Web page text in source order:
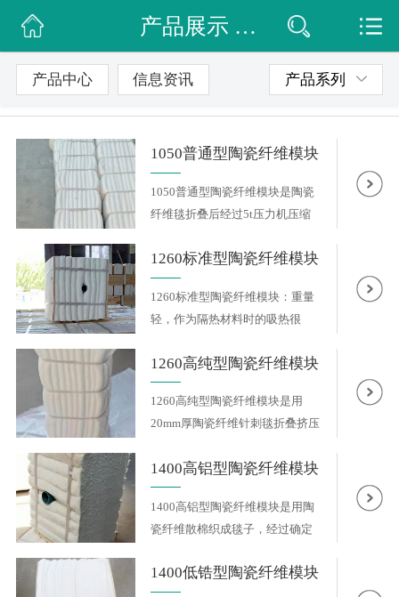
网站首页
公司简介
信息动态
产品展示
产品展示 / 陶瓷纤维模块
产品中心 信息资讯 产品系列
1050普通型陶瓷纤维模块
1050普通型陶瓷纤维模块是陶瓷
纤维毯折叠后经过5t压力机压缩
1260标准型陶瓷纤维模块
1260标准型陶瓷纤维模块：重量
轻，作为隔热材料时的吸热很
1260高纯型陶瓷纤维模块
1260高纯型陶瓷纤维模块是用
20mm厚陶瓷纤维针刺毯折叠挤压
1400高铝型陶瓷纤维模块
1400高铝型陶瓷纤维模块是用陶
瓷纤维散棉织成毯子，经过确定
1400低锆型陶瓷纤维模块